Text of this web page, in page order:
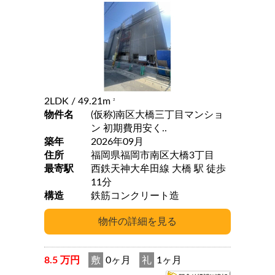
2LDK / 49.21m 2
物件名
(仮称)南区大橋三丁目マンショ
ン 初期費用安く..
築年
2026年09月
住所
福岡県福岡市南区大橋3丁目
最寄駅
西鉄天神大牟田線 大橋 駅 徒歩
11分
構造
鉄筋コンクリート造
8.5 万円 敷 0ヶ月 礼 1ヶ月